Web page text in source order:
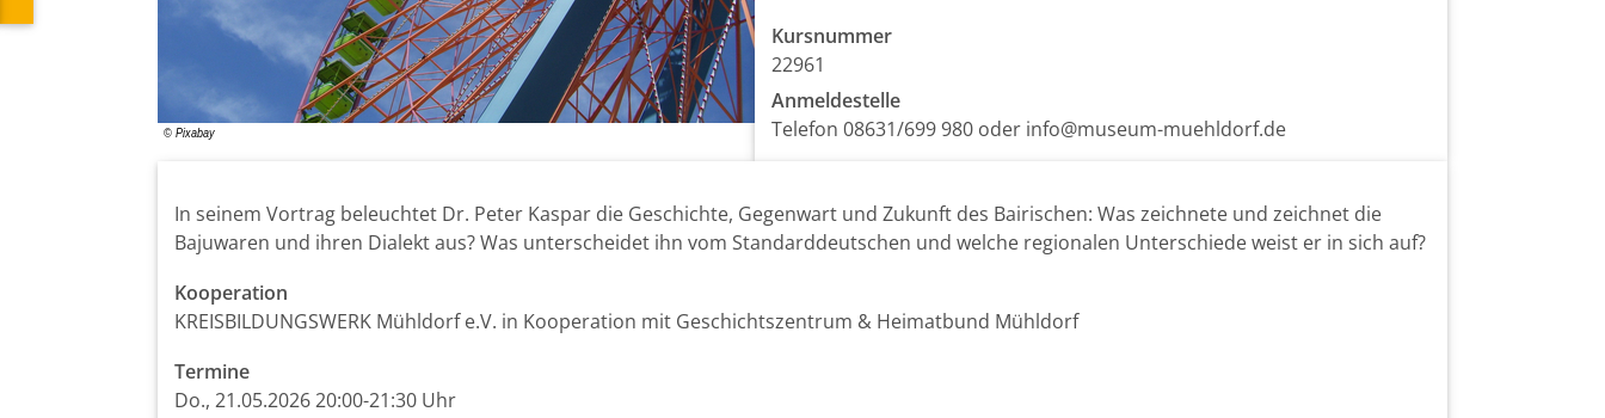
Kursnummer
22961
Anmeldestelle
Telefon 08631/699 980 oder info@museum-muehldorf.de
In seinem Vortrag beleuchtet Dr. Peter Kaspar die Geschichte, Gegenwart und Zukunft des Bairischen: Was zeichnete und zeichnet die
Bajuwaren und ihren Dialekt aus? Was unterscheidet ihn vom Standarddeutschen und welche regionalen Unterschiede weist er in sich auf?
Kooperation
KREISBILDUNGSWERK Mühldorf e.V. in Kooperation mit Geschichtszentrum & Heimatbund Mühldorf
Termine
Do., 21.05.2026 20:00-21:30 Uhr